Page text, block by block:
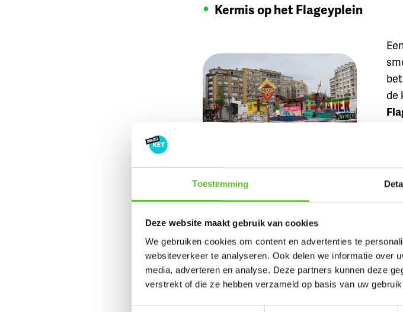
Toestemming
Deze website maakt gebruik van cookies
We gebruiken cookies om content en advertenties te
websiteverkeer te analyseren. Ook delen we informatie over
media, adverteren en analyse. Deze partners kunnen deze
verstrekt of die ze hebben verzameld op basis van uw
Kermis op het Flageyplein
© BRUZZ| Lentekermis.
de
In